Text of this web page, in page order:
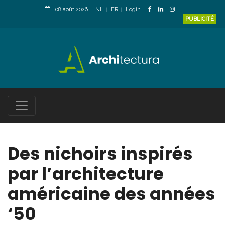
08 août 2026 NL FR
Login
PUBLICITÉ
Des nichoirs inspirés
par l’architecture
américaine des années
‘50